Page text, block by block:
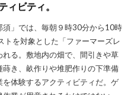
ィビティ。
須」では、毎朝９時30分から10時
トを対象とした「ファーマーズレ
れる。敷地内の畑で、間引きや草
蒔き、畝作りや堆肥作りの下準備
を体験するアクティビティだ。ゲ